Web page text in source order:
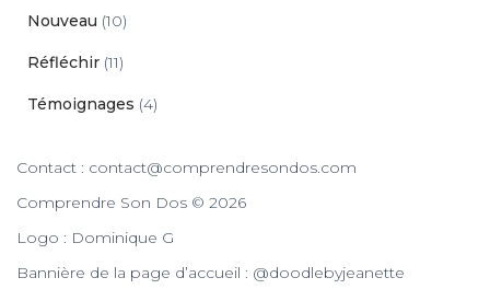
Nouveau (10)
Réfléchir (11)
Témoignages (4)
Contact : contact@comprendresondos.com
Comprendre Son Dos © 2026
Logo : Dominique G
Bannière de la page d’accueil : @doodlebyjeanette